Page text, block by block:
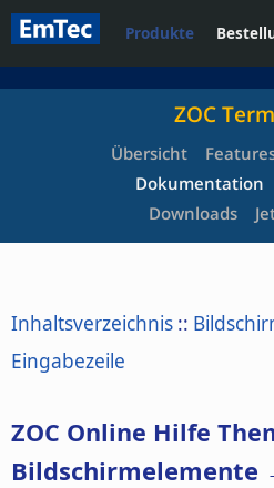
Produkte
ZOC
Übersicht
Dokumentation
Downloads
Inhaltsverzeichnis ::
Eingabezeile
ZOC Online Hilfe
Bildschirmelemente